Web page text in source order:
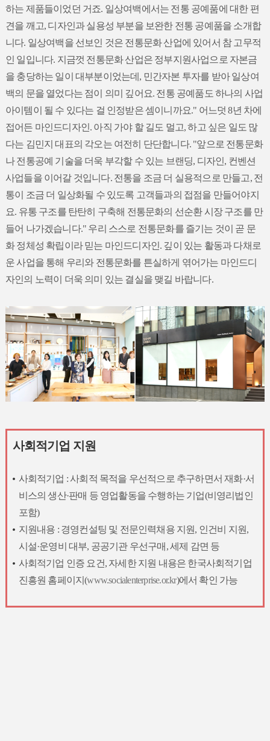
하는 제품들이었던 거죠. 일상여백에서는 전통 공예품에 대한 편
견을 깨고, 디자인과 실용성 부분을 보완한 전통 공예품을 소개합
니다. 일상여백을 선보인 것은 전통문화 산업에 있어서 참 고무적
인 일입니다. 지금껏 전통문화 산업은 정부지원사업으로 자본금
을 충당하는 일이 대부분이었는데, 민간자본 투자를 받아 일상여
백의 문을 열었다는 점이 의미 깊어요. 전통 공예품도 하나의 사업
아이템이 될 수 있다는 걸 인정받은 셈이니까요." 어느덧 8년 차에
접어든 마인드디자인. 아직 가야 할 길도 멀고, 하고 싶은 일도 많
다는 김민지 대표의 각오는 여전히 단단합니다. "앞으로 전통문화
나 전통공예 기술을 더욱 부각할 수 있는 브랜딩, 디자인, 컨벤션
사업들을 이어갈 것입니다. 전통을 조금 더 실용적으로 만들고, 전
통이 조금 더 일상화될 수 있도록 고객들과의 접점을 만들어야지
요. 유통 구조를 탄탄히 구축해 전통문화의 선순환 시장 구조를 만
들어 나가겠습니다." 우리 스스로 전통문화를 즐기는 것이 곧 문
화 정체성 확립이라 믿는 마인드디자인. 깊이 있는 활동과 다채로
운 사업을 통해 우리와 전통문화를 튼실하게 엮어가는 마인드디
자인의 노력이 더욱 의미 있는 결실을 맺길 바랍니다.
사회적기업 지원
사회적기업 : 사회적 목적을 우선적으로 추구하면서 재화·서
비스의 생산·판매 등 영업활동을 수행하는 기업(비영리법인
포함)
지원내용 : 경영컨설팅 및 전문인력채용 지원, 인건비 지원,
시설·운영비 대부, 공공기관 우선구매, 세제 감면 등
사회적기업 인증 요건, 자세한 지원 내용은 한국사회적기업
진흥원 홈페이지(www.socialenterprise.or.kr)에서 확인 가능